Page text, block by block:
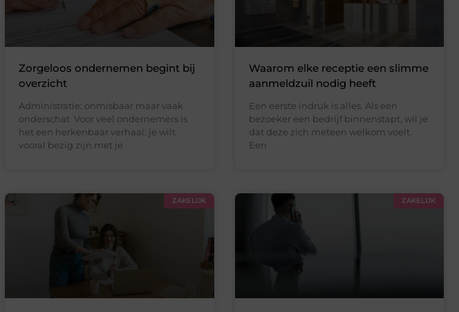
Zorgeloos ondernemen begint bij
overzicht
Administratie: onmisbaar maar vaak
onderschat Voor veel ondernemers is
het een herkenbaar verhaal: je wilt
vooral bezig zijn met je
Waarom elke receptie een slimme
aanmeldzuil nodig heeft
Een eerste indruk is alles. Als een
bezoeker een bedrijf binnenstapt, wil je
dat deze zich meteen welkom voelt.
Een
ZAKELIJK ZAKELIJK